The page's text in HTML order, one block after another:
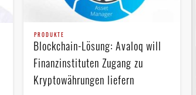
PRODUKTE
Blockchain-Lösung: Avaloq will
Finanzinstituten Zugang zu
Kryptowährungen liefern